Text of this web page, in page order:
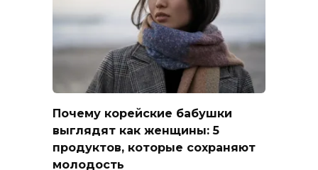
Почему корейские бабушки
выглядят как женщины: 5
продуктов, которые сохраняют
молодость